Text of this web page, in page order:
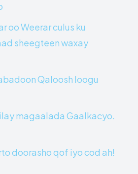
oo Weerar culus ku
sheegteen waxay
Qaloosh loogu
magaalada Gaalkacyo.
doorasho qof iyo cod ah!